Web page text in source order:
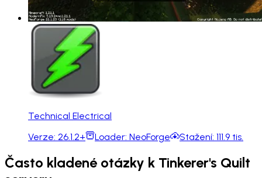
Technical Electrical
Verze: 26.1.2+ Loader: NeoForge Stažení: 111.9 tis.
Často kladené otázky k Tinkerer's Quilt